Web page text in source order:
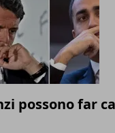
possono far